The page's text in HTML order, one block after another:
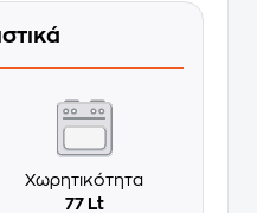
Χωρητικότητα
77 Lt